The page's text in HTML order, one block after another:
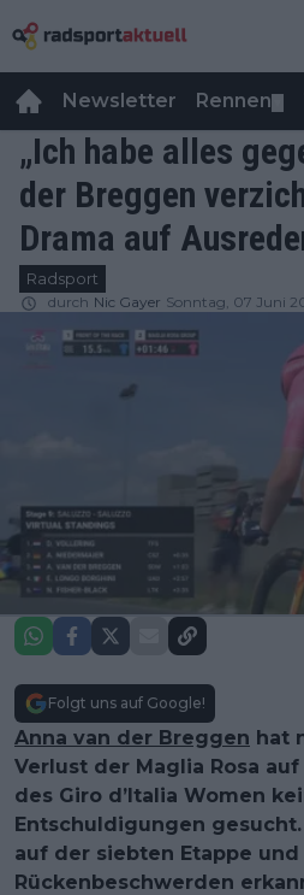
Newsletter Rennen
„Ich habe alles
der Breggen
Drama auf
Radsport
durch Nic Gayer Sonntag, 07 Juni
Folgt uns auf Google!
Anna van der Breggen hat
Verlust der Maglia Rosa
des Giro d’Italia Women
Entschuldigungen
auf der siebten Etappe
Rückenbeschwerden